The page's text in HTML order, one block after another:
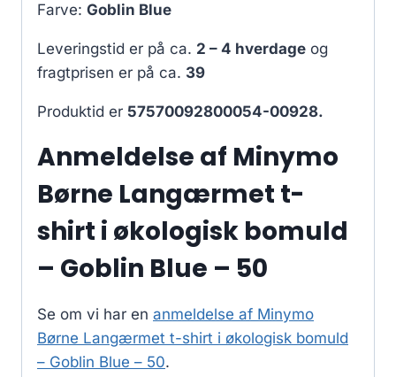
Farve: Goblin Blue
Leveringstid er på ca. 2 – 4 hverdage og
fragtprisen er på ca. 39
Produktid er 57570092800054-00928.
Anmeldelse af Minymo
Børne Langærmet t-
shirt i økologisk bomuld
– Goblin Blue – 50
Se om vi har en anmeldelse af Minymo
Børne Langærmet t-shirt i økologisk bomuld
– Goblin Blue – 50.